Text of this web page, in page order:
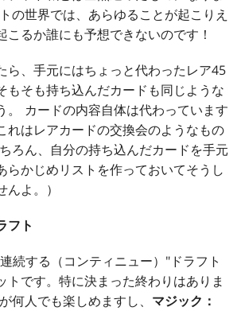
の世界では、あらゆることが起こりえ
こるか誰にも予想できないのです！
ら、手元にはちょっと代わったレア45
もそも持ち込んだカードも同じような
。 カードの内容自体は代わっています
れはレアカードの交換会のようなもの
ろん、自分の持ち込んだカードを手元
らかじめリストを作っておいてそうし
よ。）
フト
続する（コンティニュー）"ドラフト
トです。特に決まった終わりはありま
何人でも楽しめますし、 マジック：